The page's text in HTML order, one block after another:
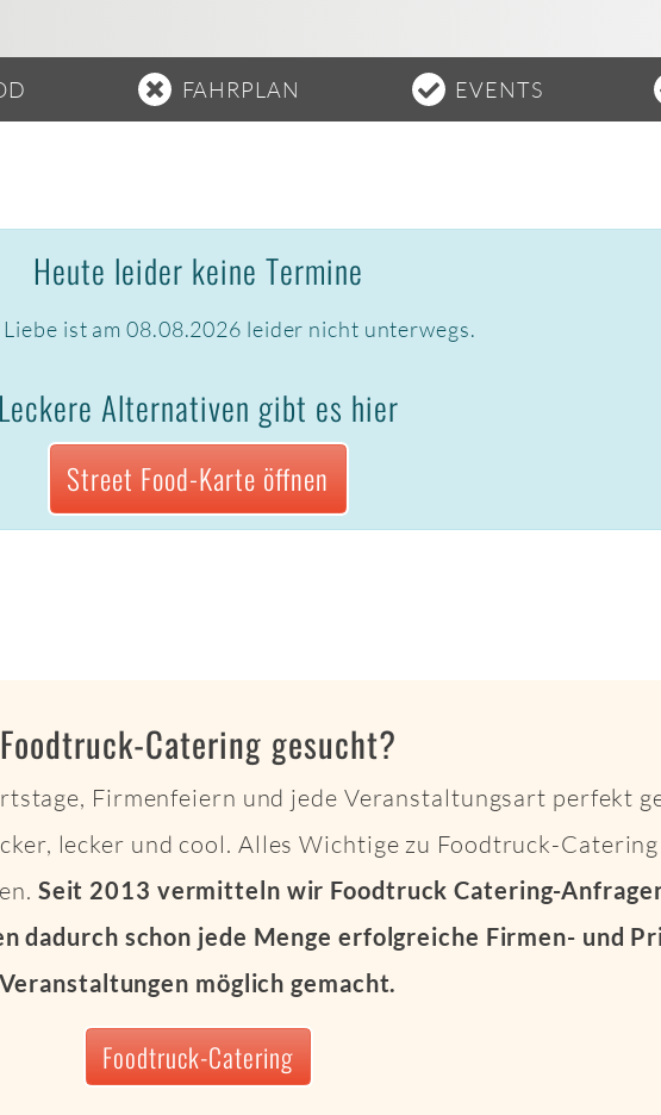
FAHRPLAN EVENTS
Heute leider keine Termine
ist am 08.08.2026 leider nicht unterwegs.
Leckere Alternativen gibt es hier
Street Food-Karte öffnen
Foodtruck-Catering gesucht?
Firmenfeiern und jede Veranstaltungsart perfekt
lecker und cool. Alles Wichtige zu Foodtruck-
Seit 2013 vermitteln wir Foodtruck Catering-
dadurch schon jede Menge erfolgreiche Firmen- und
Veranstaltungen möglich gemacht.
Foodtruck-Catering